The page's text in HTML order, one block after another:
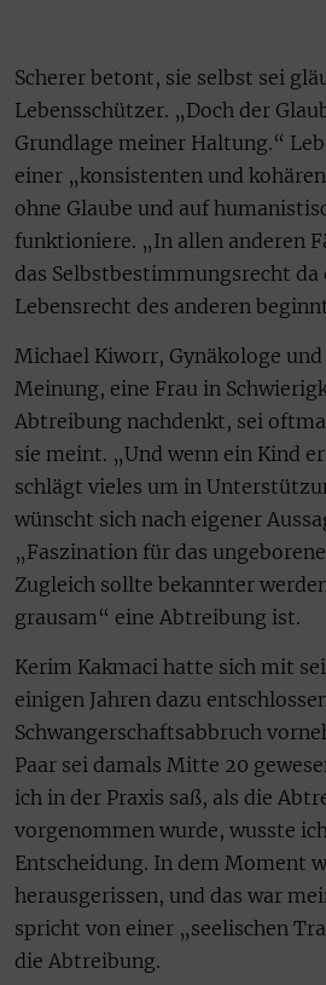
Scherer betont, sie selbst sei
Lebensschützer. „Doch der
Grundlage meiner Haltung.“
einer „konsistenten und
ohne Glaube und auf
funktioniere. „In allen anderen
das Selbstbestimmungsrecht da
Lebensrecht des anderen
Michael Kiworr, Gynäkologe
Meinung, eine Frau in
Abtreibung nachdenkt, sei
sie meint. „Und wenn ein Kind
schlägt vieles um in
wünscht sich nach eigener
„Faszination für das
Zugleich sollte bekannter
grausam“ eine Abtreibung ist.
Kerim Kakmaci hatte sich mit
einigen Jahren dazu
Schwangerschaftsabbruch
Paar sei damals Mitte 20
ich in der Praxis saß, als die
vorgenommen wurde, wusste
Entscheidung. In dem Moment
herausgerissen, und das war
spricht von einer „seelischen
die Abtreibung.